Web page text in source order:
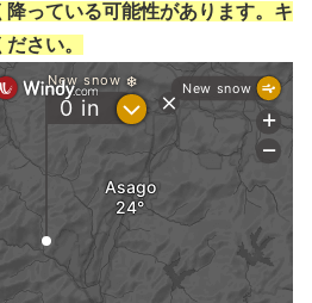
っている可能性があります。キ
さい。